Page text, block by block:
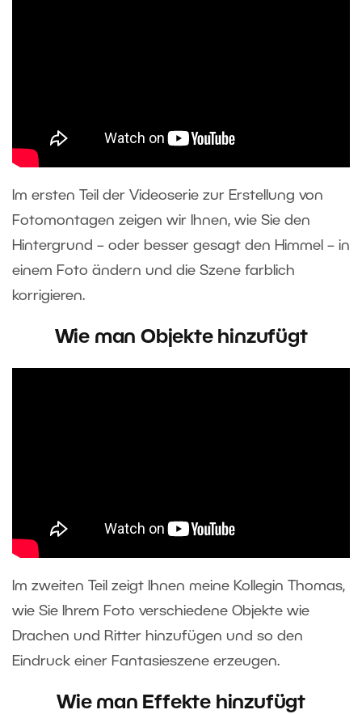
Im ersten Teil der Videoserie zur Erstellung von
Fotomontagen zeigen wir Ihnen, wie Sie den
Hintergrund – oder besser gesagt den Himmel – in
einem Foto ändern und die Szene farblich
korrigieren.
Wie man Objekte hinzufügt
Im zweiten Teil zeigt Ihnen meine Kollegin Thomas,
wie Sie Ihrem Foto verschiedene Objekte wie
Drachen und Ritter hinzufügen und so den
Eindruck einer Fantasieszene erzeugen.
Wie man Effekte hinzufügt